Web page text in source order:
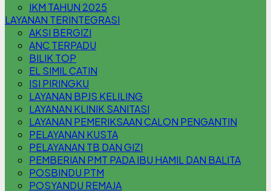
IKM TAHUN 2025
LAYANAN TERINTEGRASI
AKSI BERGIZI
ANC TERPADU
BILIK TOP
EL SIMIL CATIN
ISI PIRINGKU
LAYANAN BPJS KELILING
LAYANAN KLINIK SANITASI
LAYANAN PEMERIKSAAN CALON PENGANTIN
PELAYANAN KUSTA
PELAYANAN TB DAN GIZI
PEMBERIAN PMT PADA IBU HAMIL DAN BALITA
POSBINDU PTM
POSYANDU REMAJA